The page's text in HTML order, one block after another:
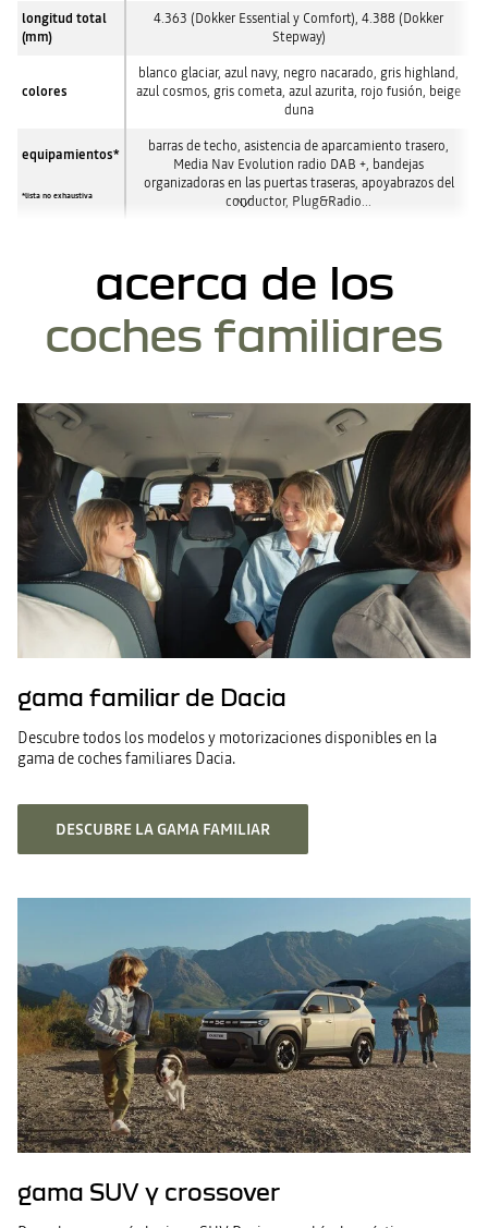
longitud total
(mm)
4.363 (Dokker Essential y Comfort), 4.388 (Dokker
Stepway)
colores
blanco glaciar, azul navy, negro nacarado, gris highland,
azul cosmos, gris cometa, azul azurita, rojo fusión, beige
duna
equipamientos*
*lista no exhaustiva
barras de techo, asistencia de aparcamiento trasero,
Media Nav Evolution radio DAB +, bandejas
organizadoras en las puertas traseras, apoyabrazos del
conductor, Plug&Radio...
acerca de los
coches familiares
gama familiar de Dacia
Descubre todos los modelos y motorizaciones disponibles en la
gama de coches familiares Dacia.
DESCUBRE LA GAMA FAMILIAR
gama SUV y crossover